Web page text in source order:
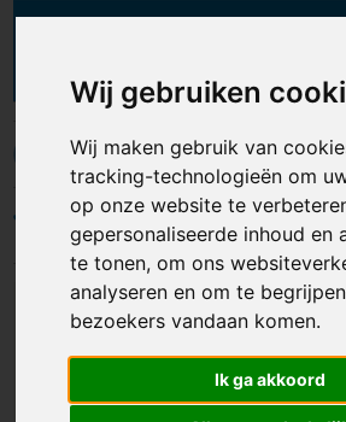
Wij gebruiken
Wij maken gebruik van
tracking-technologieën om
op onze website te
gepersonaliseerde inhoud en
te tonen, om ons
analyseren en om te
bezoekers vandaan komen.
Ik ga akkoord
RVS mokken Emaille mokken
Filters